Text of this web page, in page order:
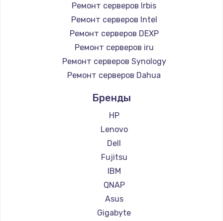
1490 руб.
Заказать
Замена тачпада
1745 руб.
Заказать
890 руб.
Заказать
1760 руб.
Заказать
Ремонт серверов Irbis
Ремонт серверов Intel
Ремонт серверов DEXP
Ремонт серверов iru
Ремонт серверов Synology
Ремонт серверов Dahua
Бренды
HP
Lenovo
Dell
Fujitsu
IBM
QNAP
Asus
Gigabyte